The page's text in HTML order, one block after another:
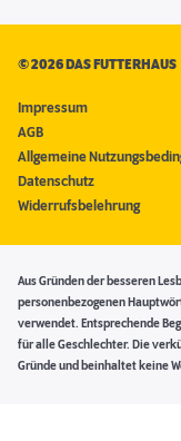
©2026 DAS FUTTERHAUS
Impressum
AGB
Allgemeine
Datenschutz
Widerrufsbelehrung
Aus Gründen der besseren
personenbezogenen
verwendet. Entsprechende
für alle Geschlechter. Die
Gründe und beinhaltet keine